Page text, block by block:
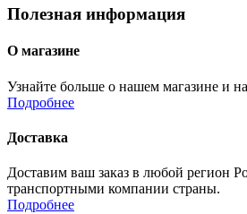
Полезная информация
О магазине
Узнайте больше о нашем магазине и
Подробнее
Доставка
Доставим ваш заказ в любой регион
транспортными компании страны.
Подробнее